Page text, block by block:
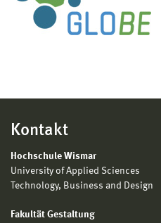
Kontakt
Hochschule Wismar
University of Applied Sciences
Technology, Business and Design
Fakultät Gestaltung